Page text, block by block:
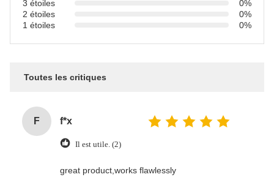
3 étoiles
0%
2 étoiles
0%
1 étoiles
0%
Toutes les critiques
F f*x
Il est utile. (2)
great product,works flawlessly